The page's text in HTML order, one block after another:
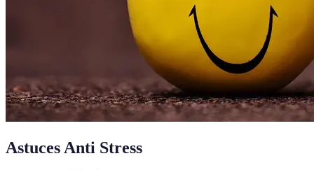
Astuces Anti Stress